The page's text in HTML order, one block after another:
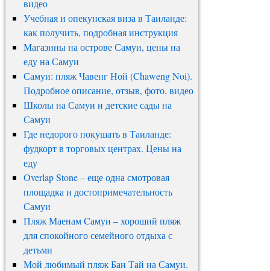
видео
Учебная и опекунская виза в Таиланде:
как получить, подробная инструкция
Магазины на острове Самуи, цены на
еду на Самуи
Самуи: пляж Чавенг Ной (Chaweng Noi).
Подробное описание, отзыв, фото, видео
Школы на Самуи и детские сады на
Самуи
Где недорого покушать в Таиланде:
фудкорт в торговых центрах. Цены на
еду
Overlap Stone – еще одна смотровая
площадка и достопримечательность
Самуи
Пляж Маенам Cамуи – хороший пляж
для спокойного семейного отдыха с
детьми
Мой любимый пляж Бан Тай на Самуи.